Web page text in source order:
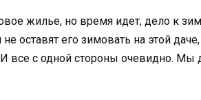
жилье, но время идет, дело к
оставят его зимовать на этой
И все с одной стороны очевидно.